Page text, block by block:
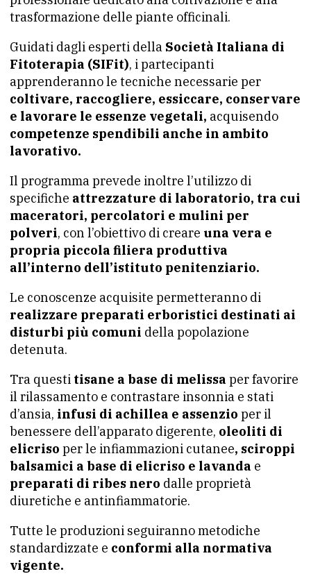
trasformazione delle piante officinali.
Guidati dagli esperti della Società Italiana di
Fitoterapia (SIFit), i partecipanti
apprenderanno le tecniche necessarie per
coltivare, raccogliere, essiccare, conservare
e lavorare le essenze vegetali, acquisendo
competenze spendibili anche in ambito
lavorativo.
Il programma prevede inoltre l’utilizzo di
specifiche attrezzature di laboratorio, tra cui
maceratori, percolatori e mulini per
polveri, con l’obiettivo di creare una vera e
propria piccola filiera produttiva
all’interno dell’istituto penitenziario.
Le conoscenze acquisite permetteranno di
realizzare preparati erboristici destinati ai
disturbi più comuni della popolazione
detenuta.
Tra questi tisane a base di melissa per favorire
il rilassamento e contrastare insonnia e stati
d’ansia, infusi di achillea e assenzio per il
benessere dell’apparato digerente, oleoliti di
elicriso per le infiammazioni cutanee, sciroppi
balsamici a base di elicriso e lavanda e
preparati di ribes nero dalle proprietà
diuretiche e antinfiammatorie.
Tutte le produzioni seguiranno metodiche
standardizzate e conformi alla normativa
vigente.